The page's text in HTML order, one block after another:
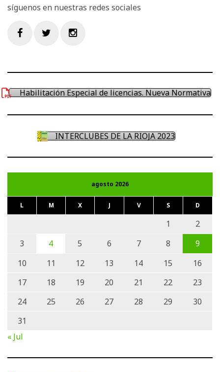
síguenos en nuestras redes sociales
Habilitación Especial de licencias. Nueva Normativa
INTERCLUBES DE LA RIOJA 2023
agosto 2026
L M X J V S D
1
2
3
4 5 6 7 8
9
10
11 12 13 14 15
16
17
18 19 20 21 22
23
24
25 26 27 28 29
30
31
« Jul